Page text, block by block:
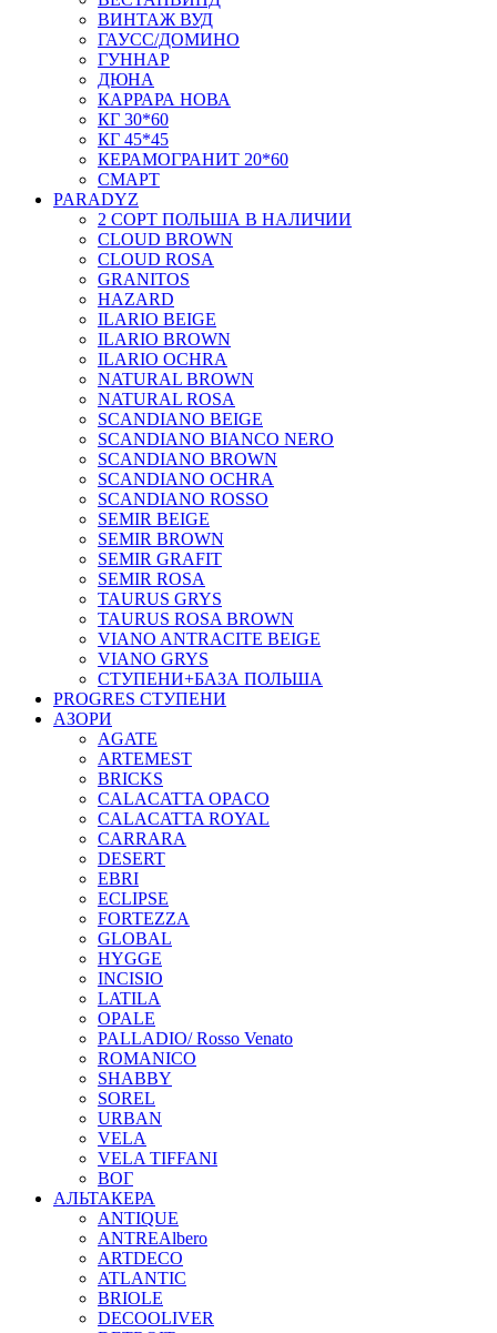
ВИНТАЖ ВУД
ГАУСС/ДОМИНО
ГУННАР
ДЮНА
КАРРАРА НОВА
КГ 30*60
КГ 45*45
КЕРАМОГРАНИТ 20*60
СМАРТ
PARADYZ
2 СОРТ ПОЛЬША В НАЛИЧИИ
CLOUD BROWN
CLOUD ROSA
GRANITOS
HAZARD
ILARIO BEIGE
ILARIO BROWN
ILARIO OCHRA
NATURAL BROWN
NATURAL ROSA
SCANDIANO BEIGE
SCANDIANO BIANCO NERO
SCANDIANO BROWN
SCANDIANO OCHRA
SCANDIANO ROSSO
SEMIR BEIGE
SEMIR BROWN
SEMIR GRAFIT
SEMIR ROSA
TAURUS GRYS
TAURUS ROSA BROWN
VIANO ANTRACITE BEIGE
VIANO GRYS
СТУПЕНИ+БАЗА ПОЛЬША
PROGRES СТУПЕНИ
АЗОРИ
AGATE
ARTEMEST
BRICKS
CALACATTA OPACO
CALACATTA ROYAL
CARRARA
DESERT
EBRI
ECLIPSE
FORTEZZA
GLOBAL
HYGGE
INCISIO
LATILA
OPALE
PALLADIO/ Rosso Venato
ROMANICO
SHABBY
SOREL
URBAN
VELA
VELA TIFFANI
ВОГ
АЛЬТАКЕРА
ANTIQUE
ANTREAlbero
ARTDECO
ATLANTIC
BRIOLE
DECOOLIVER